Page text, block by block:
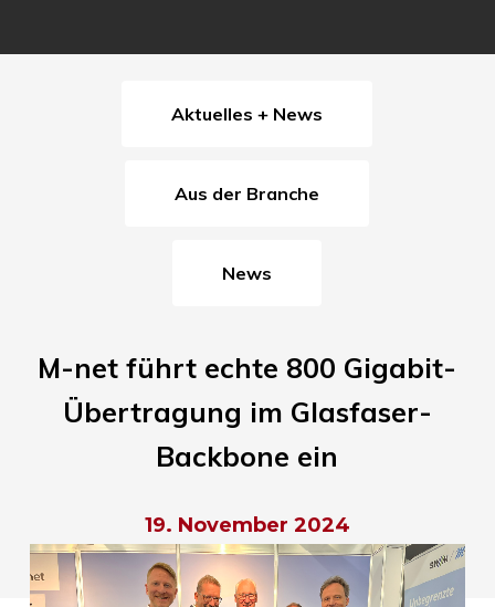
Aktuelles + News
Aus der Branche
News
M-net führt echte 800 Gigabit-
Übertragung im Glasfaser-
Backbone ein
19. November 2024